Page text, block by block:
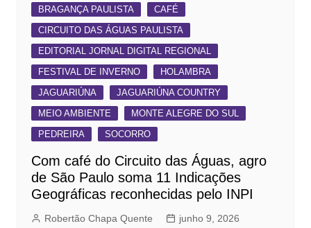
BRAGANÇA PAULISTA
CAFÉ
CIRCUITO DAS ÁGUAS PAULISTA
EDITORIAL JORNAL DIGITAL REGIONAL
FESTIVAL DE INVERNO
HOLAMBRA
JAGUARIÚNA
JAGUARIÚNA COUNTRY
MEIO AMBIENTE
MONTE ALEGRE DO SUL
PEDREIRA
SOCORRO
Com café do Circuito das Águas, agro
de São Paulo soma 11 Indicações
Geográficas reconhecidas pelo INPI
Robertão Chapa Quente
junho 9, 2026